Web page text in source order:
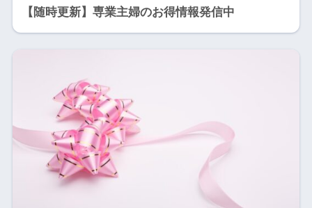
【随時更新】専業主婦のお得情報発信中